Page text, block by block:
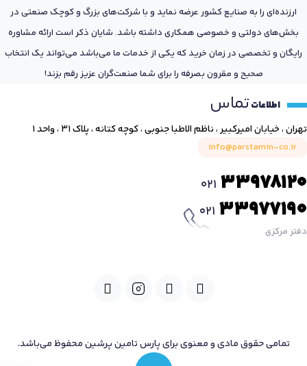
ارزنده‌ای را به صنایع کشور عرضه نماید و با شرکت‌های بزرگ و کوچک صنعتی در
بخش‌های دولتی و خصوصی همکاری داشته باشد. شایان ذکر است ارائه مشاوره
رایگان و تخصصی در زمان خرید که یکی از خدمات ما می‌باشد می‌تواند یک انتخاب
صحیح و مقرون بصرفه را برای شما صنعت‌گران عزیز رقم بزند!
اطلاعاتتماس
تهران ، خیابان امیرکبیر ، ناظم الاطبا جنوبی ، کوچه کتانه ، پلاک ۳۱ ، واحد ۱
info@parstamin-co.ir
021 33978120
021 33977190
دفتر مرکزی
تمامی حقوق مادی و معنوی برای پارس تامین پرشین محفوظ می‌باشد.